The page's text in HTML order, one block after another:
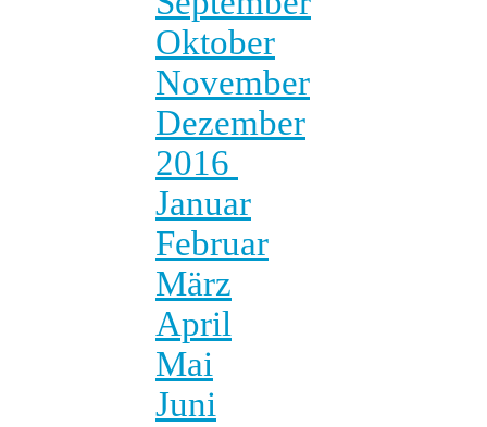
Oktober
November
Dezember
2016
Januar
Februar
März
April
Mai
Juni